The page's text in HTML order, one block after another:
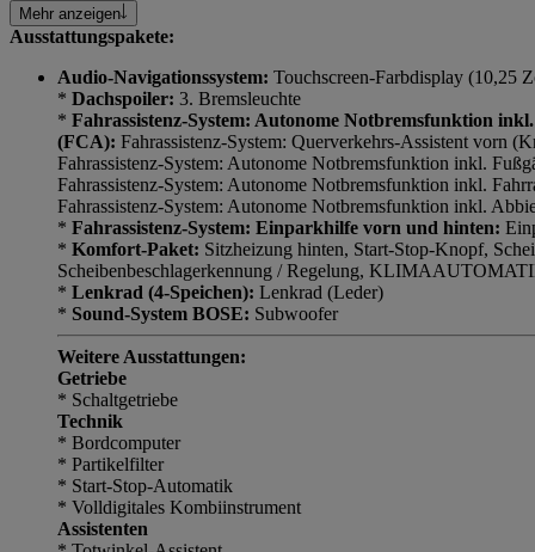
Mehr anzeigen
Ausstattungspakete:
Audio-Navigationssystem: Touchscreen-Farbdisplay (10,25
* Dachspoiler: 3. Bremsleuchte
* Fahrassistenz-System: Autonome Notbremsfunktion
(FCA): Fahrassistenz-System: Querverkehrs-Assistent vorn
Fahrassistenz-System: Autonome Notbremsfunktion inkl.
Fahrassistenz-System: Autonome Notbremsfunktion inkl.
Fahrassistenz-System: Autonome Notbremsfunktion inkl.
* Fahrassistenz-System: Einparkhilfe vorn und hinten:
* Komfort-Paket: Sitzheizung hinten, Start-Stop-Knopf,
Scheibenbeschlagerkennung / Regelung,
* Lenkrad (4-Speichen): Lenkrad (Leder)
* Sound-System BOSE: Subwoofer
Weitere Ausstattungen:
Getriebe
* Schaltgetriebe
Technik
* Bordcomputer
* Partikelfilter
* Start-Stop-Automatik
* Volldigitales Kombiinstrument
Assistenten